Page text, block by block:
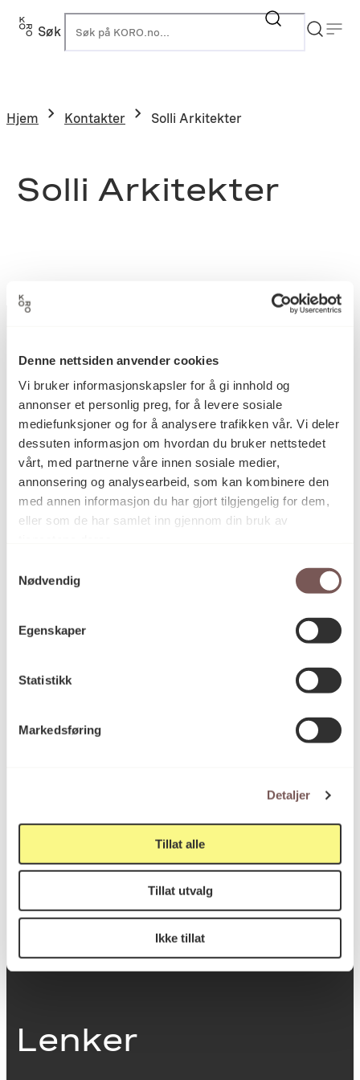
Denne nettsiden anvender cookies
Vi bruker informasjonskapsler for å gi innhold og
annonser et personlig preg, for å levere sosiale
mediefunksjoner og for å analysere trafikken vår. Vi deler
dessuten informasjon om hvordan du bruker nettstedet
vårt, med partnerne våre innen sosiale medier,
annonsering og analysearbeid, som kan kombinere den
med annen informasjon du har gjort tilgjengelig for dem,
eller som de har samlet inn gjennom din bruk av
Nødvendig
Egenskaper
Statistikk
Markedsføring
Detaljer
Tillat alle
Tillat utvalg
Ikke tillat
Søk
Hjem Kontakter Solli Arkitekter
Solli Arkitekter
Postadresse
Postboks 6994
St. Olavs plass
0130 Oslo
post@koro.no
Besøksadresse
Victoria Terrasse 11
0251 Oslo
Viktig info
Utbetaling og fakturering
Om opphavsrett
Dokumentasjonsskjema
Last ned logo
Lenker